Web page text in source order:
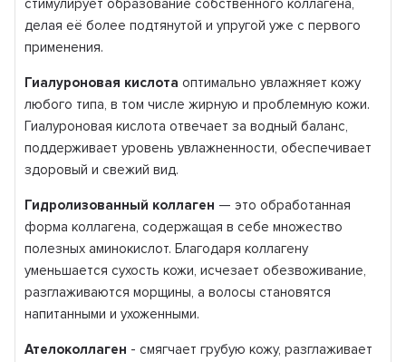
стимулирует образование собственного коллагена,
делая её более подтянутой и упругой уже с первого
применения.
Гиалуроновая кислота оптимально увлажняет кожу
любого типа, в том числе жирную и проблемную кожи.
Гиалуроновая кислота отвечает за водный баланс,
поддерживает уровень увлажненности, обеспечивает
здоровый и свежий вид.
Гидролизованный коллаген — это обработанная
форма коллагена, содержащая в себе множество
полезных аминокислот. Благодаря коллагену
уменьшается сухость кожи, исчезает обезвоживание,
разглаживаются морщины, а волосы становятся
напитанными и ухоженными.
Ателоколлаген - смягчает грубую кожу, разглаживает